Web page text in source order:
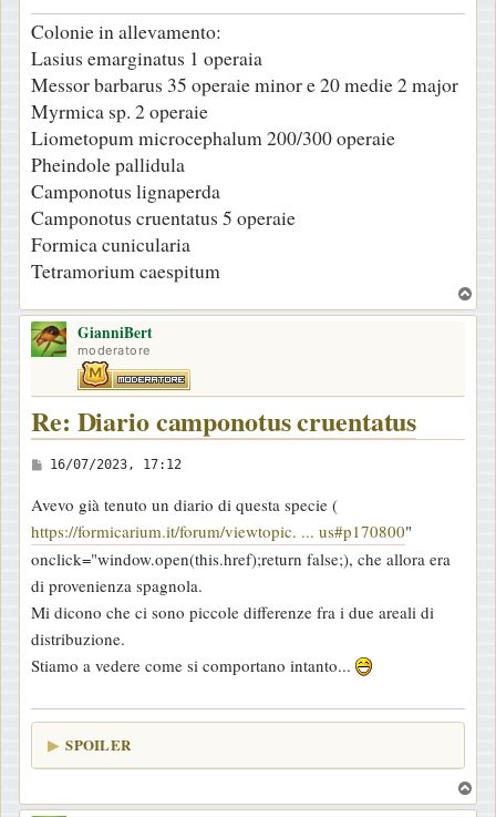
o
Colonie in allevamento:
Lasius emarginatus 1 operaia
Messor barbarus 35 operaie minor e 20 medie 2 major
Myrmica sp. 2 operaie
Liometopum microcephalum 200/300 operaie
Pheindole pallidula
Camponotus lignaperda
Camponotus cruentatus 5 operaie
Formica cunicularia
Tetramorium caespitum
o
GianniBert
moderatore
Re: Diario camponotus cruentatus
M
s
s
a
g
g
i
o
16/07/2023, 17:12
Avevo già tenuto un diario di questa specie (
https://formicarium.it/forum/viewtopic. ... us#p170800"
onclick="window.open(this.href);return false;), che allora era
di provenienza spagnola.
Mi dicono che ci sono piccole differenze fra i due areali di
distribuzione.
Stiamo a vedere come si comportano intanto...
SPOILER
o